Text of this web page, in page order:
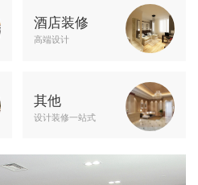
酒店装修
高端设计
其他
设计装修一站式